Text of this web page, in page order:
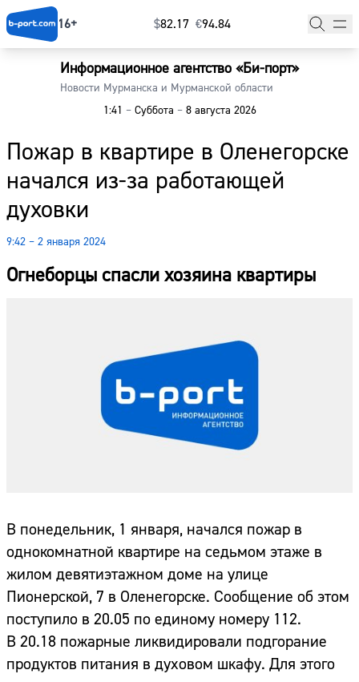
16+ $⁠82.17 €⁠94.84
Информационное агентство «Би-порт»
Новости Мурманска и Мурманской области
1:41 –Суббота –8 августа 2026
Пожар в квартире в Оленегорске
начался из-за работающей
духовки
9:42 – 2 января 2024
Огнеборцы спасли хозяина квартиры
В понедельник, 1 января, начался пожар в
однокомнатной квартире на седьмом этаже в
жилом девятиэтажном доме на улице
Пионерской, 7 в Оленегорске. Сообщение об этом
поступило в 20.05 по единому номеру 112.
В 20.18 пожарные ликвидировали подгорание
продуктов питания в духовом шкафу. Для этого
Главная
Наши гости
Фоторепортажи
Погода
Курсы валют